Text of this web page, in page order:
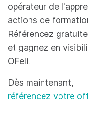
opérateur de
actions de
Référencez
et gagnez en
OFeli.
Dès maintenant,
référencez votre